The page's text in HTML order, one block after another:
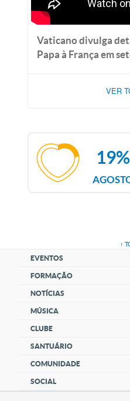
Vaticano divulga
Papa à França em
VER
19%
↑
EVENTOS
FORMAÇÃO
NOTÍCIAS
MÚSICA
CLUBE
SANTUÁRIO
COMUNIDADE
SOCIAL